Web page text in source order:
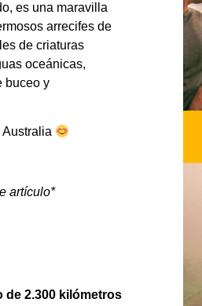
es una maravilla
arrecifes de
de criaturas
oceánicas,
buceo y
Australia
artículo*
de 2.300 kilómetros